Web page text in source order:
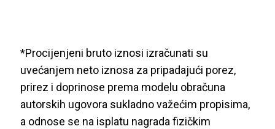
*Procijenjeni bruto iznosi izračunati su
uvećanjem neto iznosa za pripadajući porez,
prirez i doprinose prema modelu obračuna
autorskih ugovora sukladno važećim propisima,
a odnose se na isplatu nagrada fizičkim